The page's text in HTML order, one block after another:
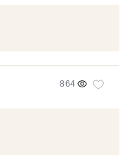
864